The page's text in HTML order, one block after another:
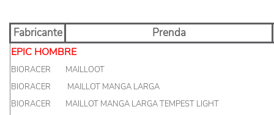
Fabricante Prenda
EPIC HOMBRE
BIORACER
MAILLOOT
BIORACER
MAILLOT MANGA LARGA
BIORACER
MAILLOT MANGA LARGA TEMPEST LIGHT